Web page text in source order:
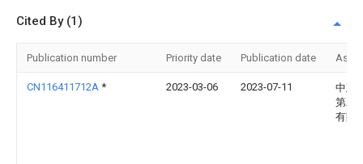
Cited By (1)
Publication number Priority date Publication date
CN116411712A * 2023-03-06 2023-07-11
中建
第二
有限